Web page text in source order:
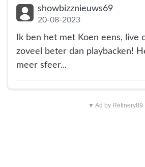
showbizznieuws69
20-08-2023
Ik ben het met Koen eens, live
zoveel beter dan playbacken!
meer sfeer...
▼ Ad by Refinery89